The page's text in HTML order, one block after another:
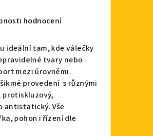
hodnocení
ideální tam, kde válečky
tvary nebo
mezi úrovněmi.
provedení s různými
protiskluzový,
antistatický. Vše
pohon i řízení dle